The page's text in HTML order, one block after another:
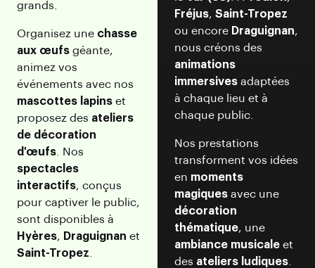
grands.
Organisez une chasse
aux œufs géante,
animez vos
événements avec nos
mascottes lapins et
proposez des ateliers
de décoration
d'œufs. Nos
spectacles
interactifs, conçus
pour captiver le public,
sont disponibles à
Hyères, Draguignan et
Saint-Tropez.
Fréjus, Saint-Tropez
ou encore Draguignan,
nous créons des
animations
immersives adaptées
à chaque lieu et à
chaque public.
Nos prestations
transforment vos idées
en moments
magiques avec une
décoration
thématique, une
ambiance musicale et
des ateliers ludiques